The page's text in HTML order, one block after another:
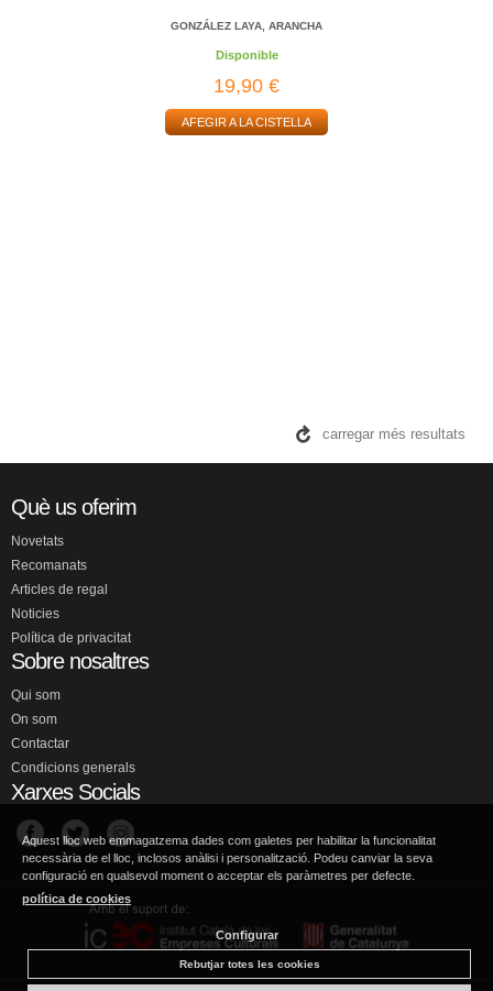
GONZÁLEZ LAYA, ARANCHA
Disponible
19,90 €
AFEGIR A LA CISTELLA
carregar més resultats
Què us oferim
Novetats
Recomanats
Articles de regal
Noticies
Política de privacitat
Sobre nosaltres
Qui som
On som
Contactar
Condicions generals
Xarxes Socials
Aquest lloc web emmagatzema dades com galetes per habilitar la funcionalitat
necessària de el lloc, inclosos anàlisi i personalització. Podeu canviar la seva
configuració en qualsevol moment o acceptar els paràmetres per defecte.
política de cookies
Configurar
Rebutjar totes les cookies